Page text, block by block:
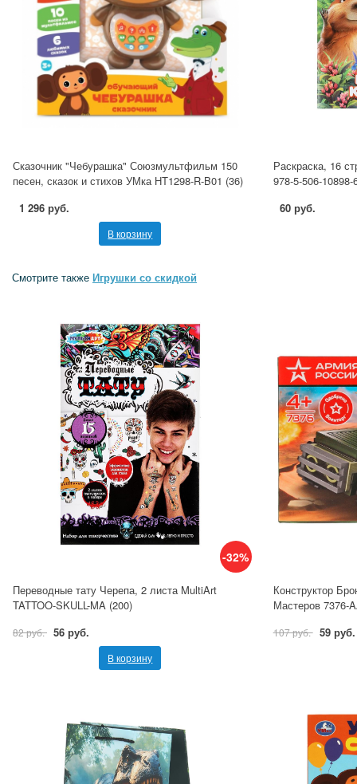
Сказочник "Чебурашка" Союзмультфильм 150
песен, сказок и стихов УМка HT1298-R-B01 (36)
1 296 руб.
В корзину
Раскраска, 16
978-5-506-10898-
60 руб.
Смотрите также Игрушки со скидкой
-32%
Переводные тату Черепа, 2 листа MultiArt
TATTOO-SKULL-MA (200)
82 руб. 56 руб.
В корзину
Конструктор
Мастеров 7376-
107 руб. 59 руб.